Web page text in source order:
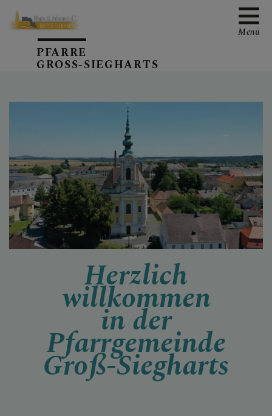
GOTTESDIENST- ZEITEN
KANZLEI- ZEITEN
TEAM
INFORMATIONEN
BILDERGALERIE
PFARRE
GROSS-SIEGHARTS
Menü
Herzlich
willkommen
in der
Pfarrgemeinde
Groß-Siegharts